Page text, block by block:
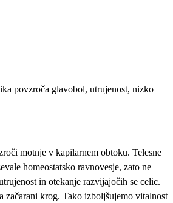
povzroča glavobol, utrujenost, nizko
motnje v kapilarnem obtoku. Telesne
homeostatsko ravnovesje, zato ne
in otekanje razvijajočih se celic.
začarani krog. Tako izboljšujemo vitalnost